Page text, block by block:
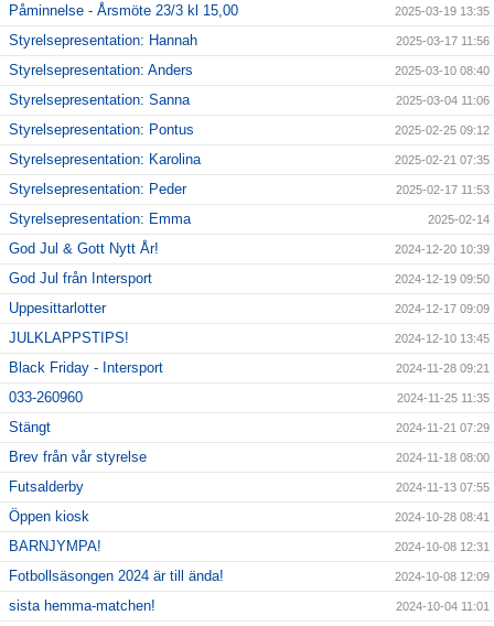
Påminnelse - Årsmöte 23/3 kl 15,00 2025-03-19 13:35
Styrelsepresentation: Hannah 2025-03-17 11:56
Styrelsepresentation: Anders 2025-03-10 08:40
Styrelsepresentation: Sanna 2025-03-04 11:06
Styrelsepresentation: Pontus 2025-02-25 09:12
Styrelsepresentation: Karolina 2025-02-21 07:35
Styrelsepresentation: Peder 2025-02-17 11:53
Styrelsepresentation: Emma 2025-02-14
God Jul & Gott Nytt År! 2024-12-20 10:39
God Jul från Intersport 2024-12-19 09:50
Uppesittarlotter 2024-12-17 09:09
JULKLAPPSTIPS! 2024-12-10 13:45
Black Friday - Intersport 2024-11-28 09:21
033-260960 2024-11-25 11:35
Stängt 2024-11-21 07:29
Brev från vår styrelse 2024-11-18 08:00
Futsalderby 2024-11-13 07:55
Öppen kiosk 2024-10-28 08:41
BARNJYMPA! 2024-10-08 12:31
Fotbollsäsongen 2024 är till ända! 2024-10-08 12:09
sista hemma-matchen! 2024-10-04 11:01